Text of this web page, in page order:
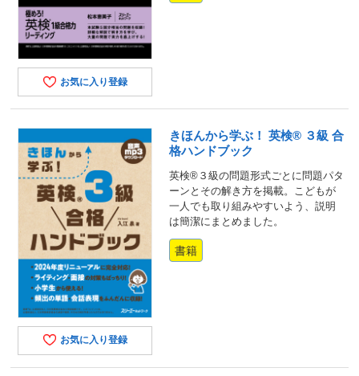
お気に入り登録
お気に入り登録
きほんから学ぶ！ 英検® ３級 合
格ハンドブック
英検®３級の問題形式ごとに問題パタ
ーンとその解き方を掲載。こどもが
一人でも取り組みやすいよう、説明
は簡潔にまとめました。
書籍